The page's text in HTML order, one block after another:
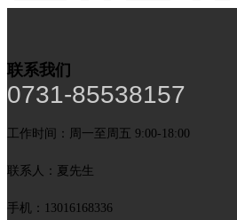
联系我们
0731-85538157
工作时间：周一至周五 9:00-18:00
联系人：夏先生
手机：13016168336